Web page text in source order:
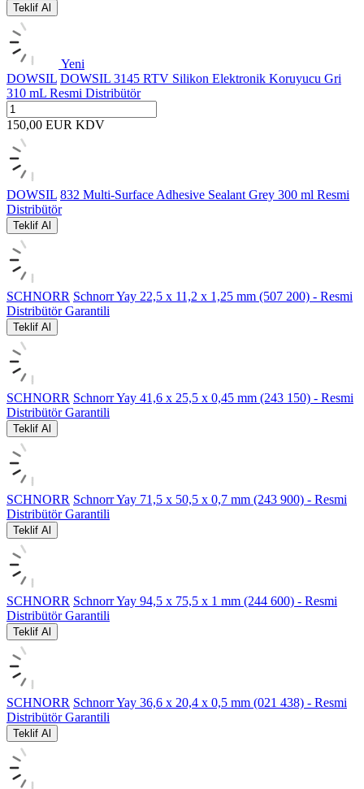
Teklif Al
Yeni
DOWSIL DOWSIL 3145 RTV Silikon Elektronik Koruyucu Gri
310 mL Resmi Distribütör
150,00 EUR KDV
DOWSIL 832 Multi-Surface Adhesive Sealant Grey 300 ml Resmi
Distribütör
Teklif Al
SCHNORR Schnorr Yay 22,5 x 11,2 x 1,25 mm (507 200) - Resmi
Distribütör Garantili
Teklif Al
SCHNORR Schnorr Yay 41,6 x 25,5 x 0,45 mm (243 150) - Resmi
Distribütör Garantili
Teklif Al
SCHNORR Schnorr Yay 71,5 x 50,5 x 0,7 mm (243 900) - Resmi
Distribütör Garantili
Teklif Al
SCHNORR Schnorr Yay 94,5 x 75,5 x 1 mm (244 600) - Resmi
Distribütör Garantili
Teklif Al
SCHNORR Schnorr Yay 36,6 x 20,4 x 0,5 mm (021 438) - Resmi
Distribütör Garantili
Teklif Al